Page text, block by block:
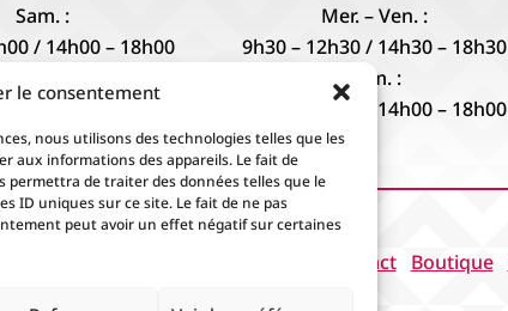
le consentement
nous utilisons des technologies telles que les
aux informations des appareils. Le fait de
permettra de traiter des données telles que le
ID uniques sur ce site. Le fait de ne pas
peut avoir un effet négatif sur certaines
Sam. :
/ 14h00 – 18h00
Mer. – Ven. :
9h30 – 12h30 / 14h30 – 18h30
Sam. :
9h30 – 12h30 / 14h00 – 18h00
Contact Boutique